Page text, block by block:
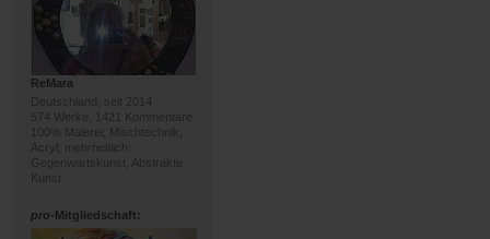
ReMara
Deutschland, seit 2014
574 Werke, 1421 Kommentare
100% Malerei; Mischtechnik,
Acryl; mehrheitlich:
Gegenwartskunst, Abstrakte
Kunst
pro-Mitgliedschaft: